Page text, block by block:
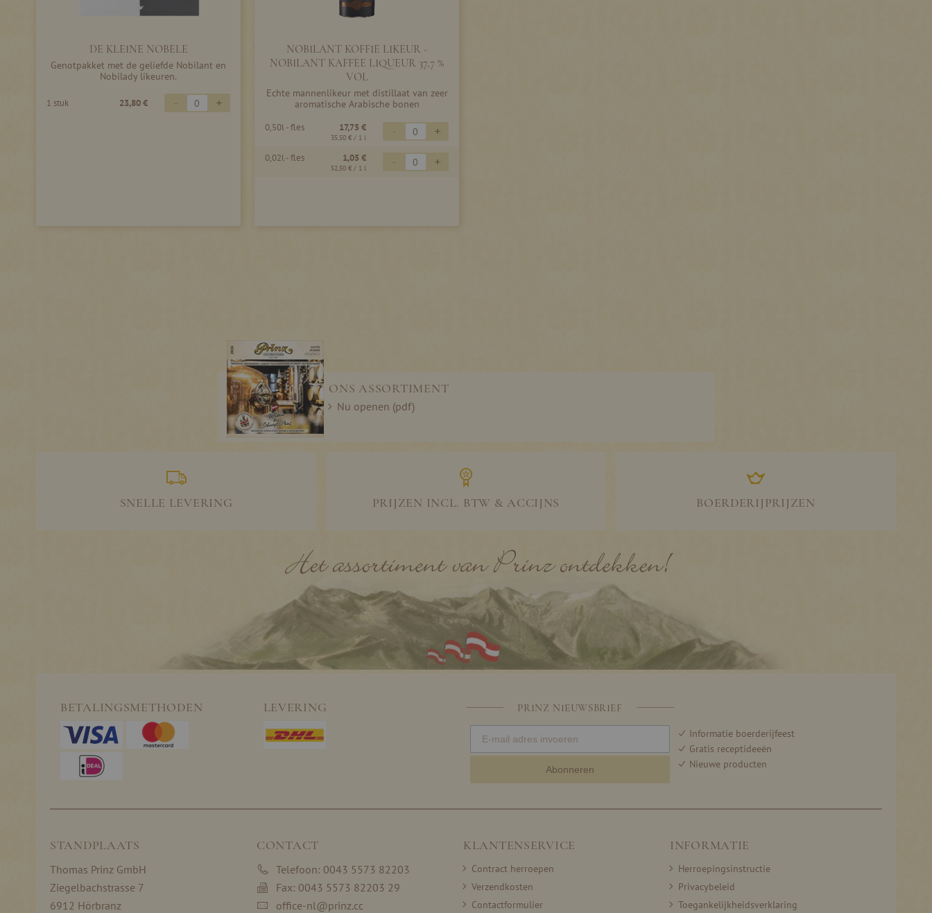
DE KLEINE NOBELE
Genotpakket met de geliefde Nobilant en
Nobilady likeuren.
1 stuk 23,80 € - +
NOBILANT KOFFIE LIKEUR -
NOBILANT KAFFEE LIQUEUR 37,7 %
VOL
Echte mannenlikeur met distillaat van zeer
aromatische Arabische bonen
0,50l - fles 17,75 €
35,50 € / 1 l - +
0,02l - fles 1,05 €
52,50 € / 1 l - +
ONS ASSORTIMENT
Nu openen (pdf)
SNELLE LEVERING PRIJZEN INCL. BTW & ACCIJNS BOERDERIJPRIJZEN
BETALINGSMETHODEN LEVERING PRINZ NIEUWSBRIEF
Abonneren
Informatie boerderijfeest
Gratis receptideeën
Nieuwe producten
STANDPLAATS
Thomas Prinz GmbH
Ziegelbachstrasse 7
6912 Hörbranz
CONTACT
Telefoon: 0043 5573 82203
Fax: 0043 5573 82203 29
office-nl@prinz.cc
KLANTENSERVICE
Contract herroepen
Verzendkosten
Contactformulier
INFORMATIE
Herroepingsinstructie
Privacybeleid
Toegankelijkheidsverklaring